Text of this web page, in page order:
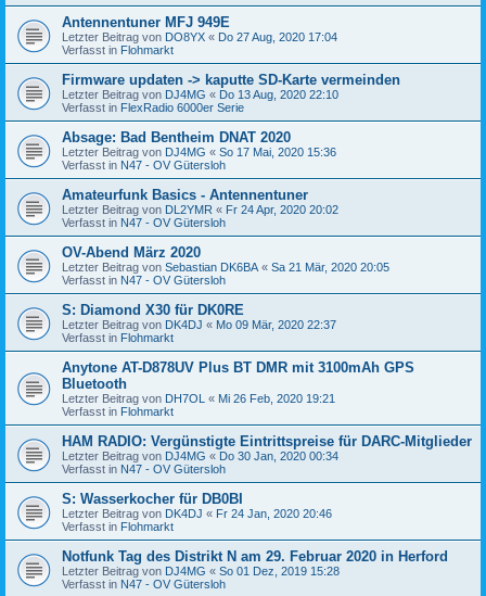
Antennentuner MFJ 949E
Letzter Beitrag von DO8YX « Do 27 Aug, 2020 17:04
Verfasst in Flohmarkt
Firmware updaten -> kaputte SD-Karte vermeinden
Letzter Beitrag von DJ4MG « Do 13 Aug, 2020 22:10
Verfasst in FlexRadio 6000er Serie
Absage: Bad Bentheim DNAT 2020
Letzter Beitrag von DJ4MG « So 17 Mai, 2020 15:36
Verfasst in N47 - OV Gütersloh
Amateurfunk Basics - Antennentuner
Letzter Beitrag von DL2YMR « Fr 24 Apr, 2020 20:02
Verfasst in N47 - OV Gütersloh
OV-Abend März 2020
Letzter Beitrag von Sebastian DK6BA « Sa 21 Mär, 2020 20:05
Verfasst in N47 - OV Gütersloh
S: Diamond X30 für DK0RE
Letzter Beitrag von DK4DJ « Mo 09 Mär, 2020 22:37
Verfasst in Flohmarkt
Anytone AT-D878UV Plus BT DMR mit 3100mAh GPS
Bluetooth
Letzter Beitrag von DH7OL « Mi 26 Feb, 2020 19:21
Verfasst in Flohmarkt
HAM RADIO: Vergünstigte Eintrittspreise für DARC-Mitglieder
Letzter Beitrag von DJ4MG « Do 30 Jan, 2020 00:34
Verfasst in N47 - OV Gütersloh
S: Wasserkocher für DB0BI
Letzter Beitrag von DK4DJ « Fr 24 Jan, 2020 20:46
Verfasst in Flohmarkt
Notfunk Tag des Distrikt N am 29. Februar 2020 in Herford
Letzter Beitrag von DJ4MG « So 01 Dez, 2019 15:28
Verfasst in N47 - OV Gütersloh